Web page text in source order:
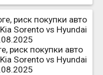
риск покупки авто
Sorento vs Hyundai